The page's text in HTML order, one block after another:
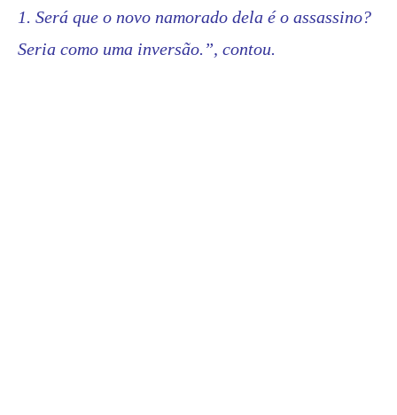
1. Será que o novo namorado dela é o assassino?
Seria como uma inversão.”, contou.